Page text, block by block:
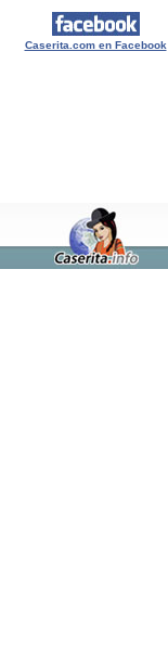
Caserita.com en Facebook